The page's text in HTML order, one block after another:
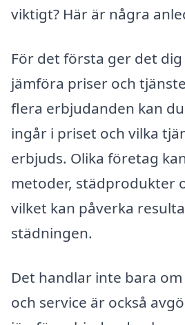
viktigt? Här är några
För det första ger det
jämföra priser och
flera erbjudanden kan
ingår i priset och vilka
erbjuds. Olika företag
metoder, städprodukter
vilket kan påverka
städningen.
Det handlar inte bara
och service är också